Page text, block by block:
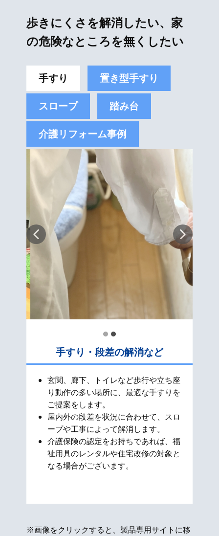
歩きにくさを解消したい、家
の危険なところを無くしたい
手すり 置き型手すり
スロープ 踏み台
介護リフォーム事例
手すり・段差の解消など
玄関、廊下、トイレなど歩行や立ち座
り動作の多い場所に、最適な手すりを
ご提案をします。
屋内外の段差を状況に合わせて、スロ
ープや工事によって解消します。
介護保険の認定をお持ちであれば、福
祉用具のレンタルや住宅改修の対象と
なる場合がございます。
※画像をクリックすると、製品専用サイトに移